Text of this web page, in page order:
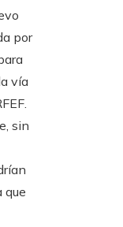
por
vía
sin
que